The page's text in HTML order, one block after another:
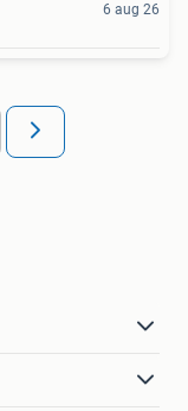
6 aug 26